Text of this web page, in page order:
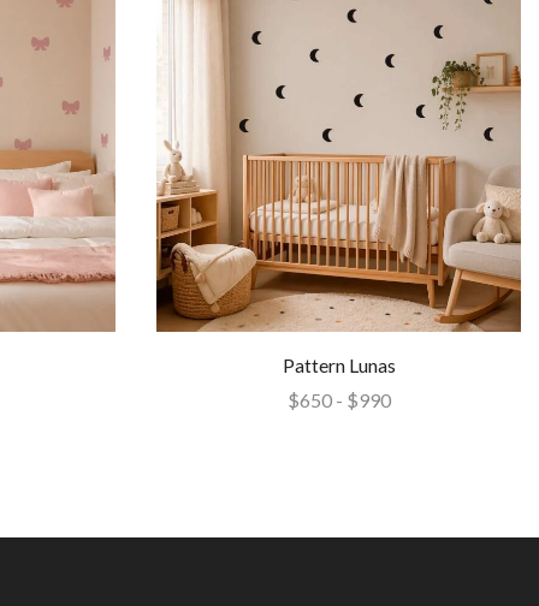
Pattern Lunas
$650 - $990